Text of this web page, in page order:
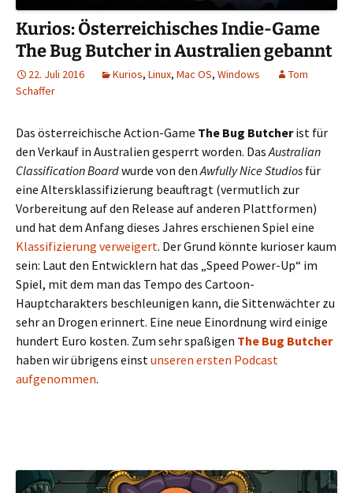
Kurios: Österreichisches Indie-Game
The Bug Butcher in Australien gebannt
22. Juli 2016 Kurios, Linux, Mac OS, Windows
Tom
Schaffer
Das österreichische Action-Game The Bug Butcherist für
den Verkauf in Australien gesperrt worden. DasAustralian
Classification Boardwurde von denAwfully Nice Studios für
eine Altersklassifizierung beauftragt (vermutlich zur
Vorbereitung auf den Release auf anderen Plattformen)
und hat dem Anfang dieses Jahres erschienen Spiel eine
Klassifizierung verweigert. Der Grund könnte kurioser kaum
sein: Laut den Entwicklern hat das „Speed Power-Up“ im
Spiel, mit dem man das Tempo des Cartoon-
Hauptcharakters beschleunigen kann, die Sittenwächter zu
sehr an Drogen erinnert. Eine neue Einordnung wird einige
hundert Euro kosten. Zum sehr spaßigen The Bug Butcher
haben wir übrigens einstunseren ersten Podcast
aufgenommen.